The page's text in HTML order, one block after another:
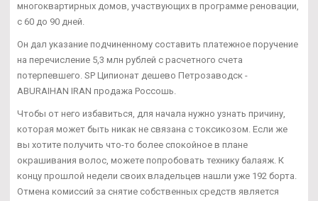
многоквартирных домов, участвующих в программе реновации,
с 60 до 90 дней.
Он дал указание подчиненному составить платежное поручение
на перечисление 5,3 млн рублей с расчетного счета
потерпевшего. SP Ципионат дешево Петрозаводск -
ABURAIHAN IRAN продажа Россошь.
Чтобы от него избавиться, для начала нужно узнать причину,
которая может быть никак не связана с токсикозом. Если же
вы хотите получить что-то более спокойное в плане
окрашивания волос, можете попробовать технику балаяж. К
концу прошлой недели своих владельцев нашли уже 192 борта.
Отмена комиссий за снятие собственных средств является